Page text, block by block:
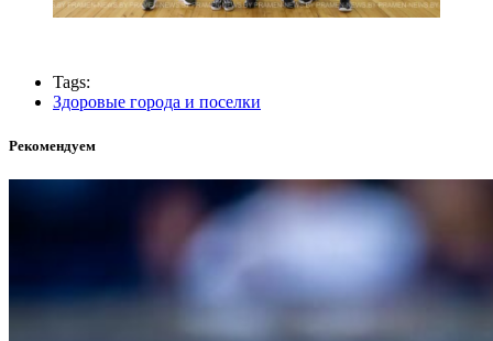
Tags:
Здоровые города и поселки
Рекомендуем